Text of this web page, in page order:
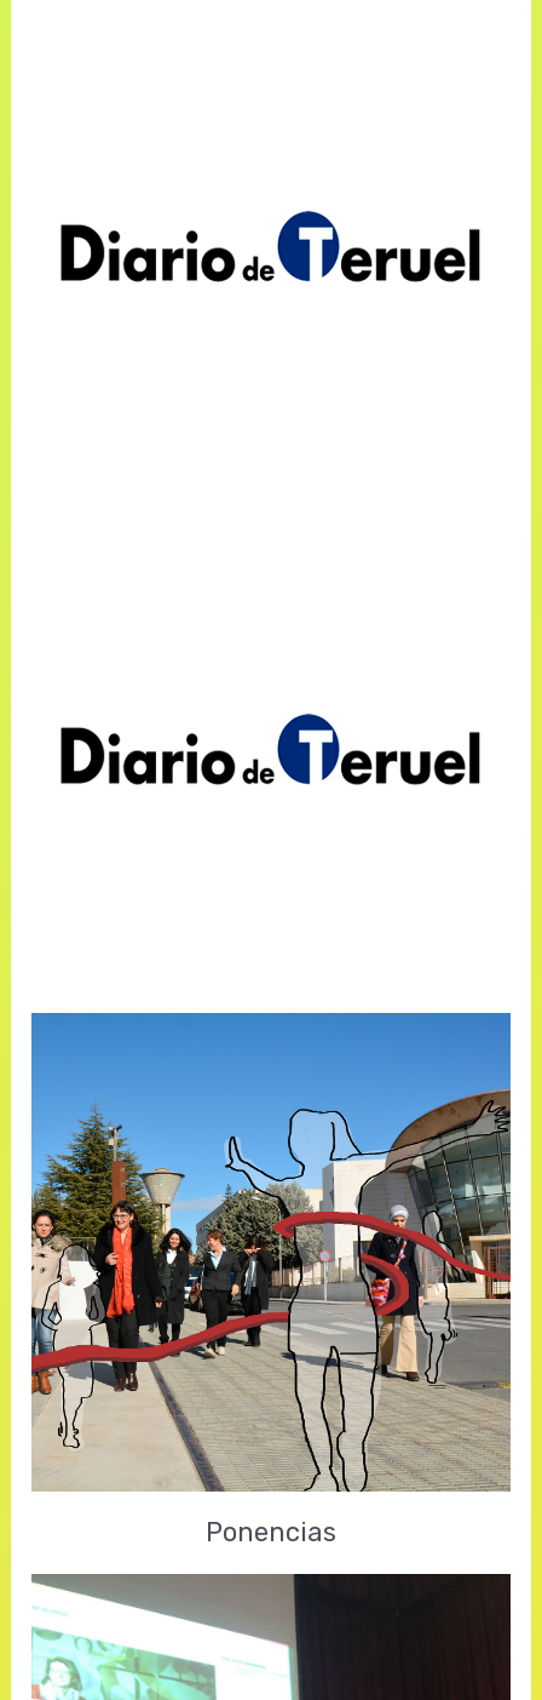
“Cuando una mujer llega a la
redacción de Deportes se duda de su
capacitación”
Exposición de logos y página web en
El curso de Gesport en la UVT busca
la igualdad de género en el deporte
Ponencias